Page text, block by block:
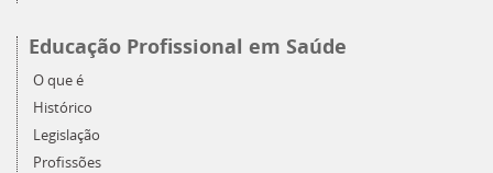
Educação Profissional em Saúde
O que é
Histórico
Legislação
Profissões